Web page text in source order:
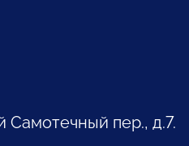
Самотечный пер., д.7.